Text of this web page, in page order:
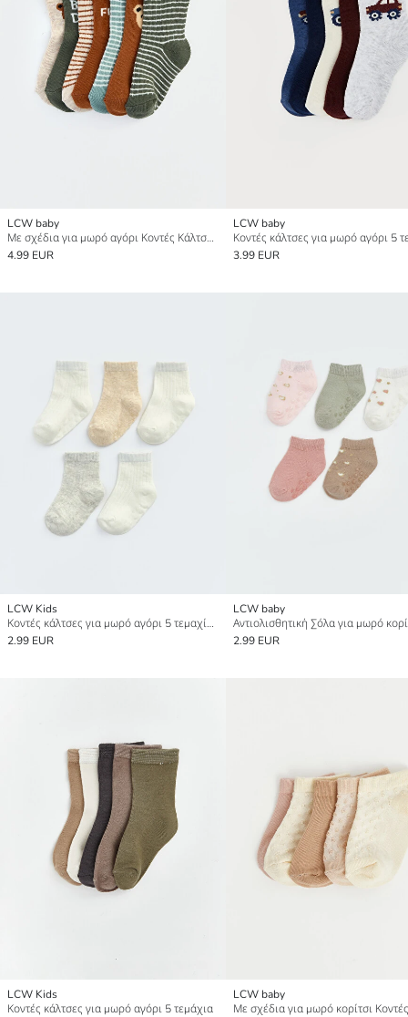
LCW baby
Με σχέδια για μωρό αγόρι Κοντές Κάλτσες 7 τεμάχια
4.99 EUR
LCW baby
Κοντές κάλτσες για μωρό αγόρι 5
3.99 EUR
LCW Kids
Κοντές κάλτσες για μωρό αγόρι 5 τεμαχίων
2.99 EUR
LCW baby
2.99 EUR
LCW Kids
Κοντές κάλτσες για μωρό αγόρι 5 τεμάχια
LCW baby